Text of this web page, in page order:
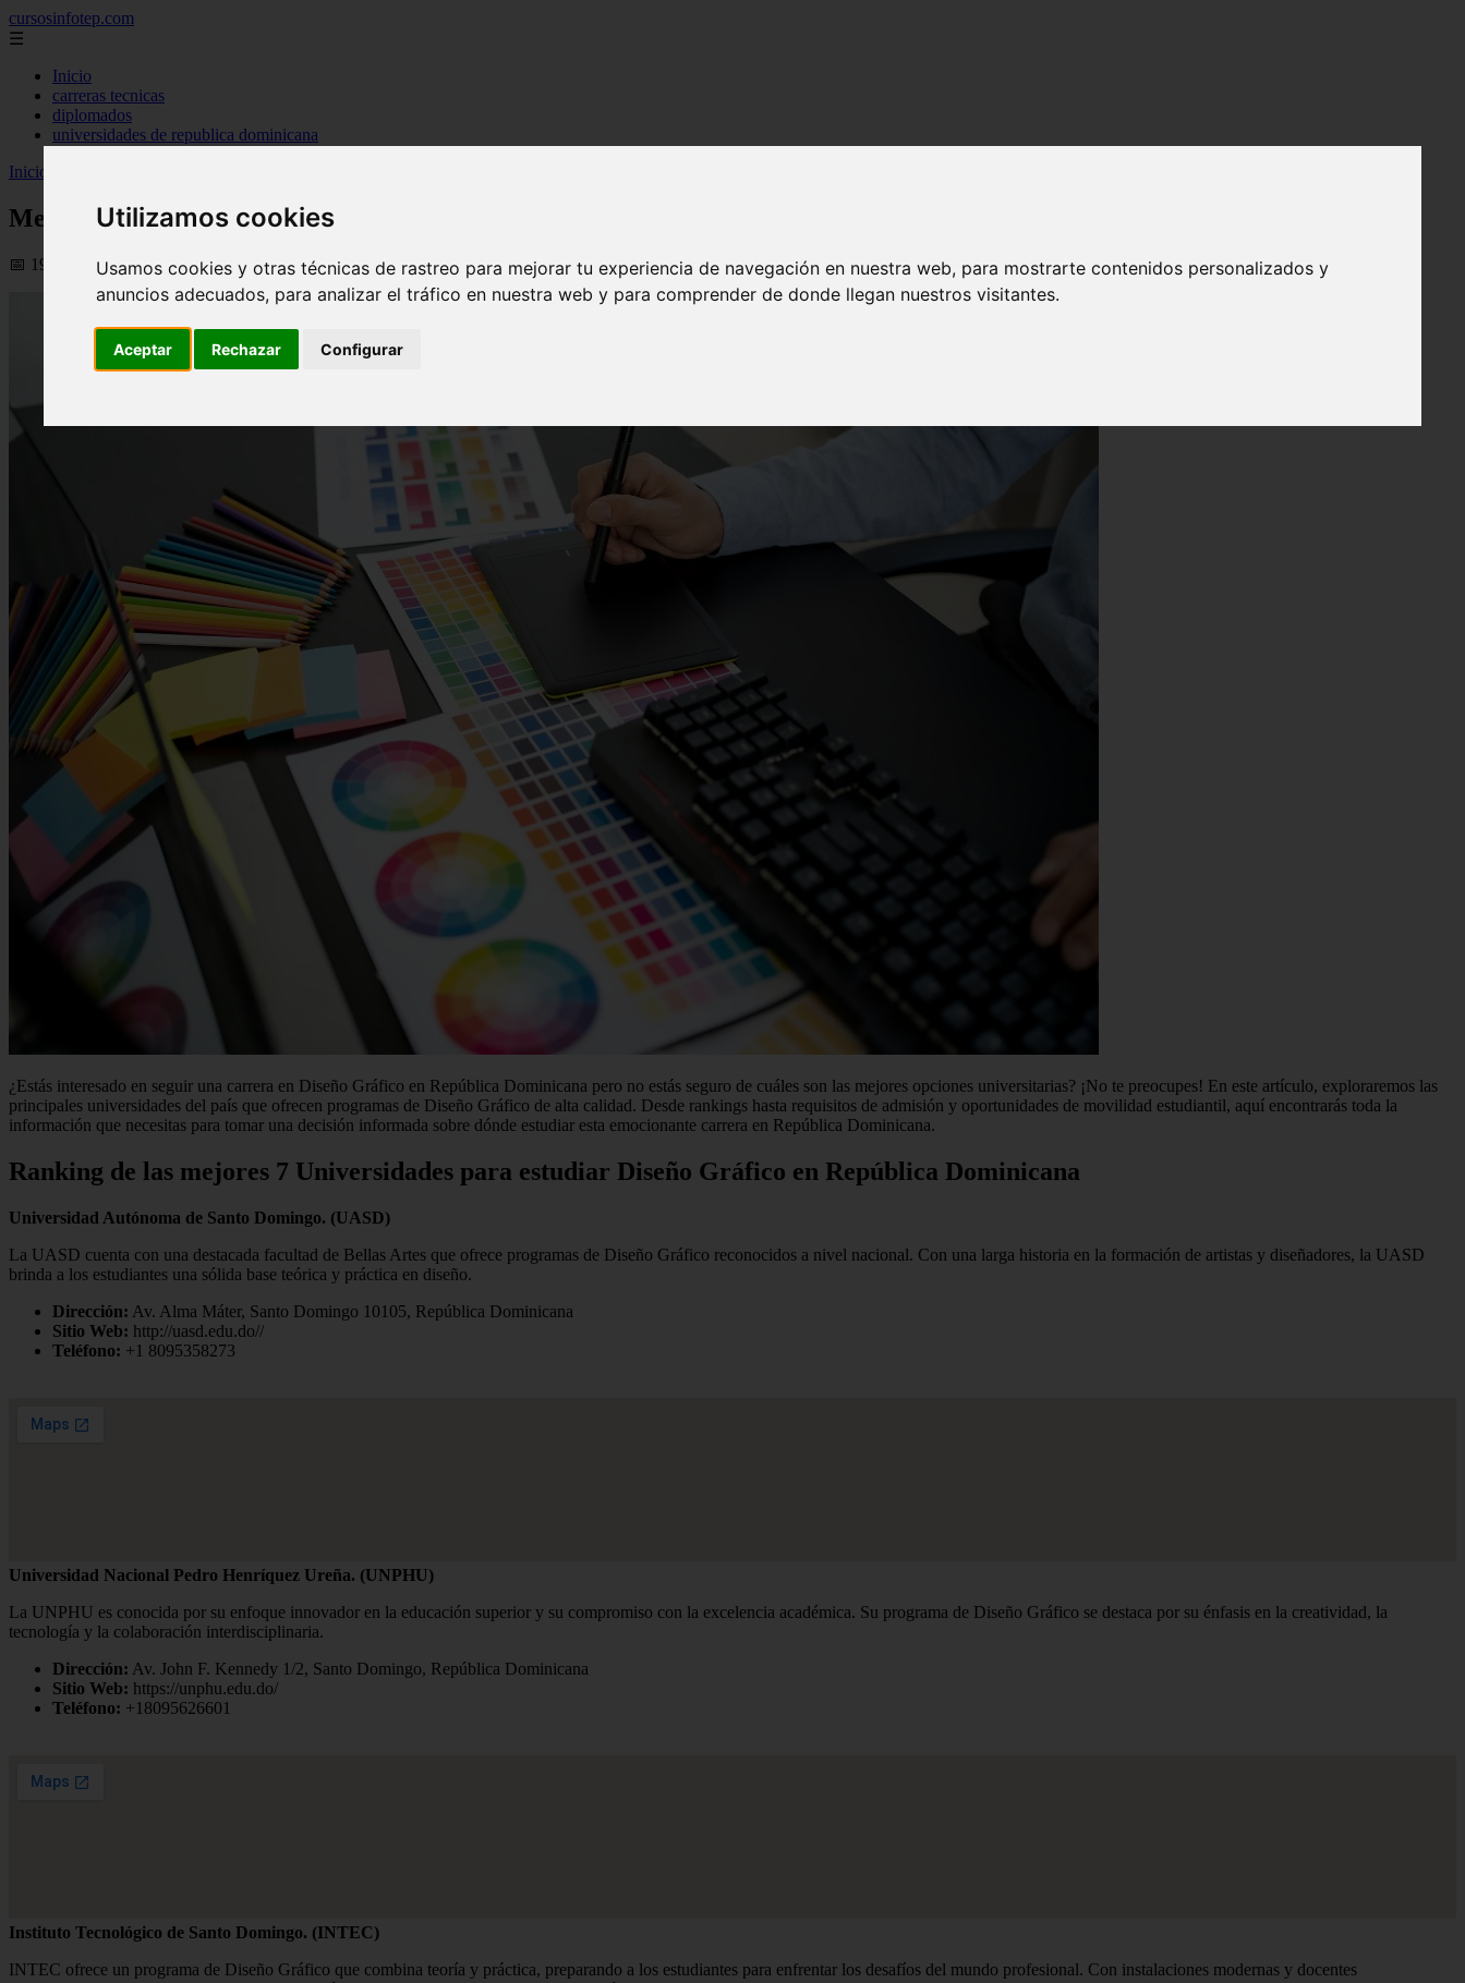
Utilizamos cookies
Usamos cookies y otras técnicas de rastreo para mejorar tu experiencia de navegación en nuestra web, para mostrarte contenidos personalizados y
anuncios adecuados, para analizar el tráfico en nuestra web y para comprender de donde llegan nuestros visitantes.
Aceptar Rechazar Configurar
cursosinfotep.com
☰
Inicio
carreras tecnicas
diplomados
universidades de republica dominicana
Inicio
Mejores Universidades para estudiar Diseño Gráfico en República Dominicana
📅 19/11/2025
¿Estás interesado en seguir una carrera en Diseño Gráfico en República Dominicana pero no estás seguro de cuáles son las mejores opciones universitarias? ¡No te preocupes! En este artículo, exploraremos las
principales universidades del país que ofrecen programas de Diseño Gráfico de alta calidad. Desde rankings hasta requisitos de admisión y oportunidades de movilidad estudiantil, aquí encontrarás toda la
información que necesitas para tomar una decisión informada sobre dónde estudiar esta emocionante carrera en República Dominicana.
Ranking de las mejores 7 Universidades para estudiar Diseño Gráfico en República Dominicana
Universidad Autónoma de Santo Domingo. (UASD)
La UASD cuenta con una destacada facultad de Bellas Artes que ofrece programas de Diseño Gráfico reconocidos a nivel nacional. Con una larga historia en la formación de artistas y diseñadores, la UASD
brinda a los estudiantes una sólida base teórica y práctica en diseño.
Dirección: Av. Alma Máter, Santo Domingo 10105, República Dominicana
Sitio Web: http://uasd.edu.do//
Teléfono: +1 8095358273
Universidad Nacional Pedro Henríquez Ureña. (UNPHU)
La UNPHU es conocida por su enfoque innovador en la educación superior y su compromiso con la excelencia académica. Su programa de Diseño Gráfico se destaca por su énfasis en la creatividad, la
tecnología y la colaboración interdisciplinaria.
Dirección: Av. John F. Kennedy 1/2, Santo Domingo, República Dominicana
Sitio Web: https://unphu.edu.do/
Teléfono: +18095626601
Instituto Tecnológico de Santo Domingo. (INTEC)
INTEC ofrece un programa de Diseño Gráfico que combina teoría y práctica, preparando a los estudiantes para enfrentar los desafíos del mundo profesional. Con instalaciones modernas y docentes